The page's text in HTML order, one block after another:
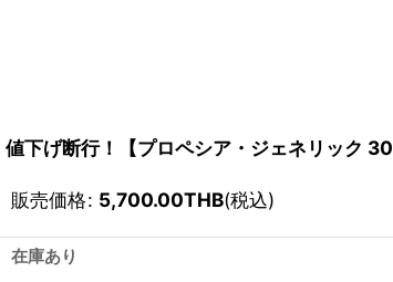
値下げ断行！【プロペシア・ジェネリック
販売価格: 5,700.00THB(税込)
在庫あり